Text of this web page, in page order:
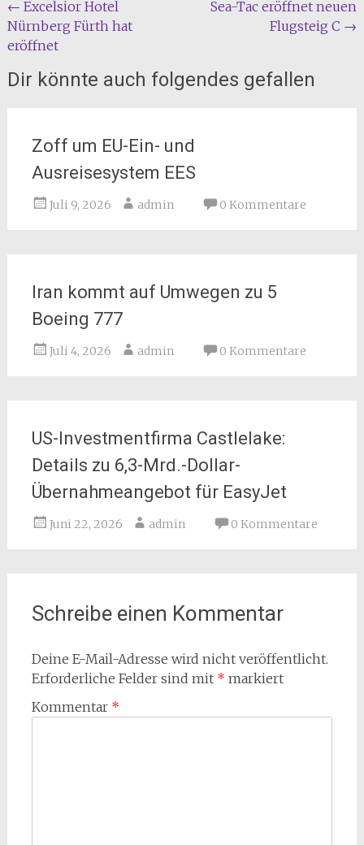
Beitragsnavigation
← Excelsior Hotel
Nürnberg Fürth hat
eröffnet
Sea-Tac eröffnet neuen
Flugsteig C →
Dir könnte auch folgendes gefallen
Zoff um EU-Ein- und
Ausreisesystem EES
Juli 9, 2026 admin 0 Kommentare
Iran kommt auf Umwegen zu 5
Boeing 777
Juli 4, 2026 admin 0 Kommentare
US-Investmentfirma Castlelake:
Details zu 6,3-Mrd.-Dollar-
Übernahmeangebot für EasyJet
Juni 22, 2026 admin 0 Kommentare
Schreibe einen Kommentar
Deine E-Mail-Adresse wird nicht veröffentlicht.
Erforderliche Felder sind mit * markiert
Kommentar *